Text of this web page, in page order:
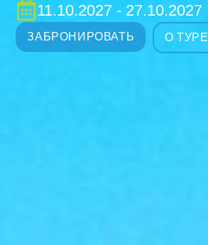
11.10.2027 - 27.10.2027
ЗАБРОНИРОВАТЬ О ТУРЕ